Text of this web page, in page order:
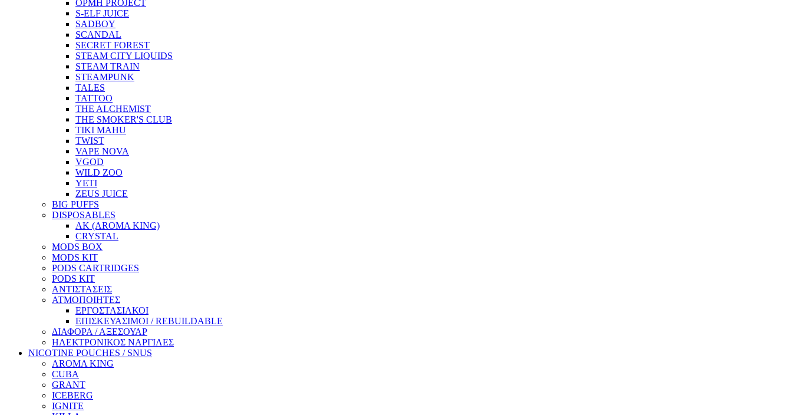
OPMH PROJECT
S-ELF JUICE
SADBOY
SCANDAL
SECRET FOREST
STEAM CITY LIQUIDS
STEAM TRAIN
STEAMPUNK
TALES
TATTOO
THE ALCHEMIST
THE SMOKER'S CLUB
TIKI MAHU
TWIST
VAPE NOVA
VGOD
WILD ZOO
YETI
ZEUS JUICE
BIG PUFFS
DISPOSABLES
AK (AROMA KING)
CRYSTAL
MODS BOX
MODS KIT
PODS CARTRIDGES
PODS KIT
ΑΝΤΙΣΤΑΣΕΙΣ
ΑΤΜΟΠΟΙΗΤΕΣ
ΕΡΓΟΣΤΑΣΙΑΚΟΙ
ΕΠΙΣΚΕΥΑΣΙΜΟΙ / REBUILDABLE
ΔΙΑΦΟΡΑ / ΑΞΕΣΟΥΑΡ
ΗΛΕΚΤΡΟΝΙΚΟΣ ΝΑΡΓΙΛΕΣ
NICOTINE POUCHES / SNUS
AROMA KING
CUBA
GRANT
ICEBERG
IGNITE